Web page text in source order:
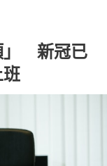
」 新冠已